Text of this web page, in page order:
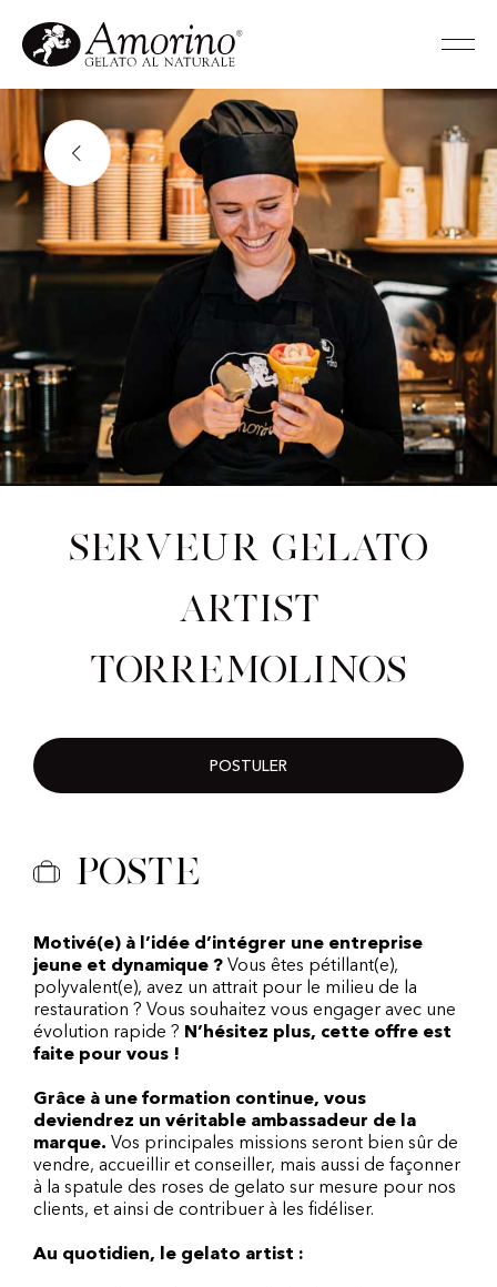
Serveur Gelato
Artist
Torremolinos
POSTULER
Poste
Motivé(e) à l’idée d’intégrer une entreprise
jeune et dynamique ? Vous êtes pétillant(e),
polyvalent(e), avez un attrait pour le milieu de la
restauration ? Vous souhaitez vous engager avec une
évolution rapide ? N’hésitez plus, cette offre est
faite pour vous !
Grâce à une formation continue, vous
deviendrez un véritable ambassadeur de la
marque. Vos principales missions seront bien sûr de
vendre, accueillir et conseiller, mais aussi de façonner
à la spatule des roses de gelato sur mesure pour nos
clients, et ainsi de contribuer à les fidéliser.
Au quotidien, le gelato artist :